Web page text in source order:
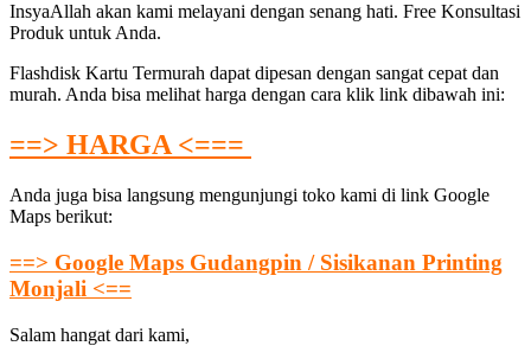
InsyaAllah akan kami melayani dengan senang hati. Free Konsultasi
Produk untuk Anda.
Flashdisk Kartu Termurah dapat dipesan dengan sangat cepat dan
murah. Anda bisa melihat harga dengan cara klik link dibawah ini:
==> HARGA <===
Anda juga bisa langsung mengunjungi toko kami di link Google
Maps berikut:
==> Google Maps Gudangpin / Sisikanan Printing
Monjali <==
Salam hangat dari kami,